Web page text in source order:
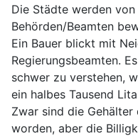
Die Städte werden
Behörden/Beamten
Ein Bauer blickt mit
Regierungsbeamten.
schwer zu verstehen,
ein halbes Tausend
Zwar sind die
worden, aber die